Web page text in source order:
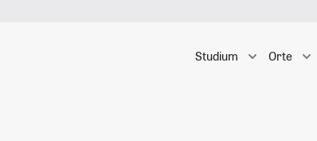
Studium Orte